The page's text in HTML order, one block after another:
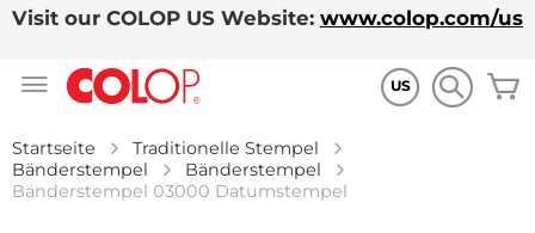
Visit our COLOP US Website: www.colop.com/us
US
Startseite
Traditionelle Stempel
Bänderstempel
Bänderstempel
Bänderstempel 03000 Datumstempel